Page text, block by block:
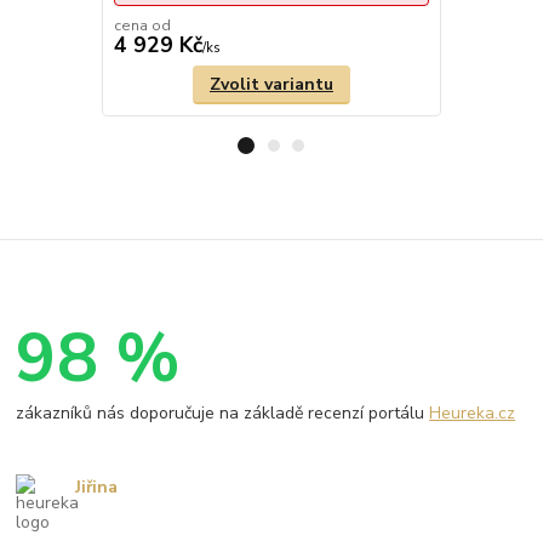
cena od
4 929 Kč/ks
Zvolit variantu
98 %
zákazníků nás doporučuje na základě recenzí portáluHeureka.cz
Jiřina